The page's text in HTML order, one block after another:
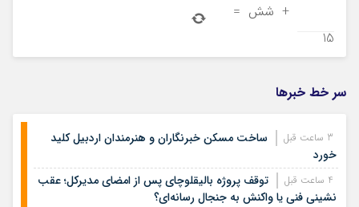
+ شش =
15
سر خط خبرها
ساخت مسکن خبرنگاران و هنرمندان اردبیل کلید
خورد
توقف پروژه بالیقلوچای پس از امضای مدیرکل؛ عقب
نشینی فنی یا واکنش به جنجال رسانه‌ای؟